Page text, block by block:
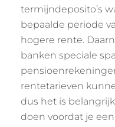
termijndeposito’s
bepaalde periode
hogere rente.
banken speciale
rentetarieven
dus het is
doen voordat je